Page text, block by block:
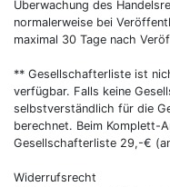
Überwachung des
normalerweise bei
maximal 30 Tage nach
** Gesellschafterliste ist
verfügbar. Falls keine
selbstverständlich für die
berechnet. Beim Komplett-
Gesellschafterliste 29,-€
Widerrufsrecht